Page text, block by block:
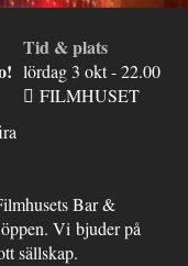
Tid & plats
lördag 3 okt - 22.00
FILMHUSET
Bar &
Vi bjuder på
sällskap.